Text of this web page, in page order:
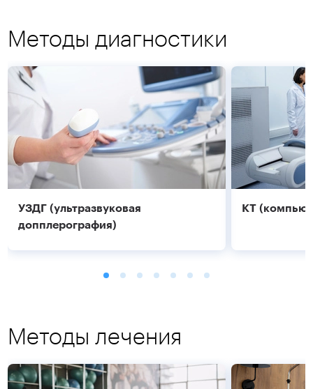
Методы диагностики
УЗДГ (ультразвуковая
допплерография)
КТ
Методы лечения